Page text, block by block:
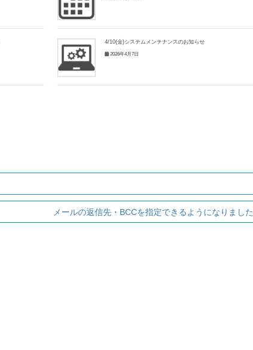
4/10(金)システムメンテナンスのお知らせ
2026年4月7日
メールの返信先・BCCを指定できるようになりました